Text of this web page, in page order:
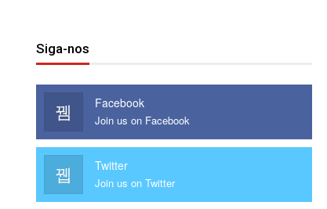
Siga-nos
Facebook
Join us on Facebook
Twitter
Join us on Twitter